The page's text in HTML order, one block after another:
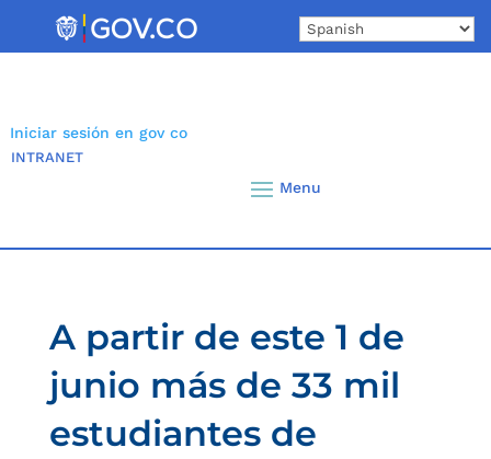
Iniciar sesión en gov co
INTRANET
A partir de este 1 de
junio más de 33 mil
estudiantes de